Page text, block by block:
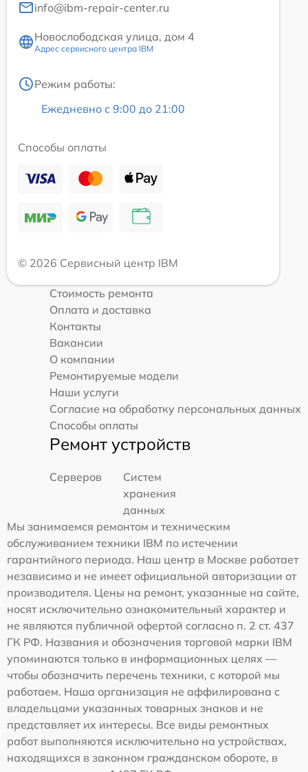
info@ibm-repair-center.ru
Новослободская улица, дом 4
Адрес сервисного центра IBM
Режим работы:
Ежедневно с 9:00 до 21:00
Способы оплаты
© 2026 Сервисный центр IBM
Стоимость ремонта
Оплата и доставка
Контакты
Вакансии
О компании
Ремонтируемые модели
Наши услуги
Согласие на обработку персональных данных
Способы оплаты
Ремонт устройств
Серверов
Систем
хранения
данных
Мы занимаемся ремонтом и техническим
обслуживанием техники IBM по истечении
гарантийного периода. Наш центр в Москве работает
независимо и не имеет официальной авторизации от
производителя. Цены на ремонт, указанные на сайте,
носят исключительно ознакомительный характер и
не являются публичной офертой согласно п. 2 ст. 437
ГК РФ. Названия и обозначения торговой марки IBM
упоминаются только в информационных целях —
чтобы обозначить перечень техники, с которой мы
работаем. Наша организация не аффилирована с
владельцами указанных товарных знаков и не
представляет их интересы. Все виды ремонтных
работ выполняются исключительно на устройствах,
находящихся в законном гражданском обороте, в